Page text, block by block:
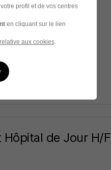
de Jour H/F
profil et de vos centres
en cliquant sur le lien
aux cookies.